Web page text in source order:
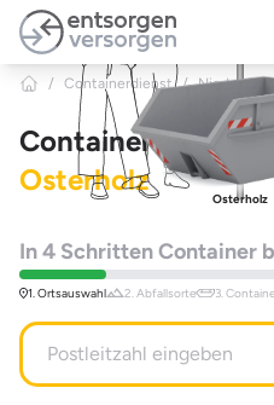
Zum Hauptinhalt springen
/ Containerdienst /
Containerdienst
Osterholz
Osterholz
In 4 Schritten Container
1. Ortsauswahl 2. Abfallsorte 3.